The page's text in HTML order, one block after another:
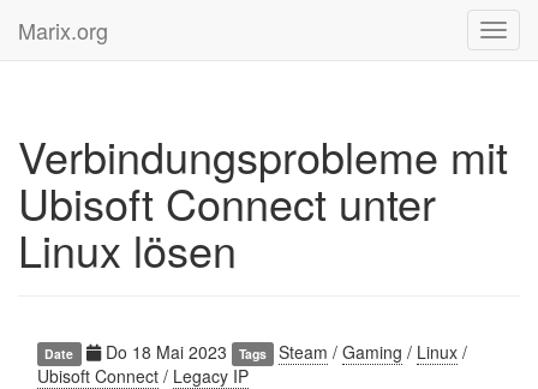
Marix.org
Verbindungsprobleme mit
Ubisoft Connect unter
Linux lösen
Date Do 18 Mai 2023 Tags Steam /Gaming / Linux /
Ubisoft Connect / Legacy IP